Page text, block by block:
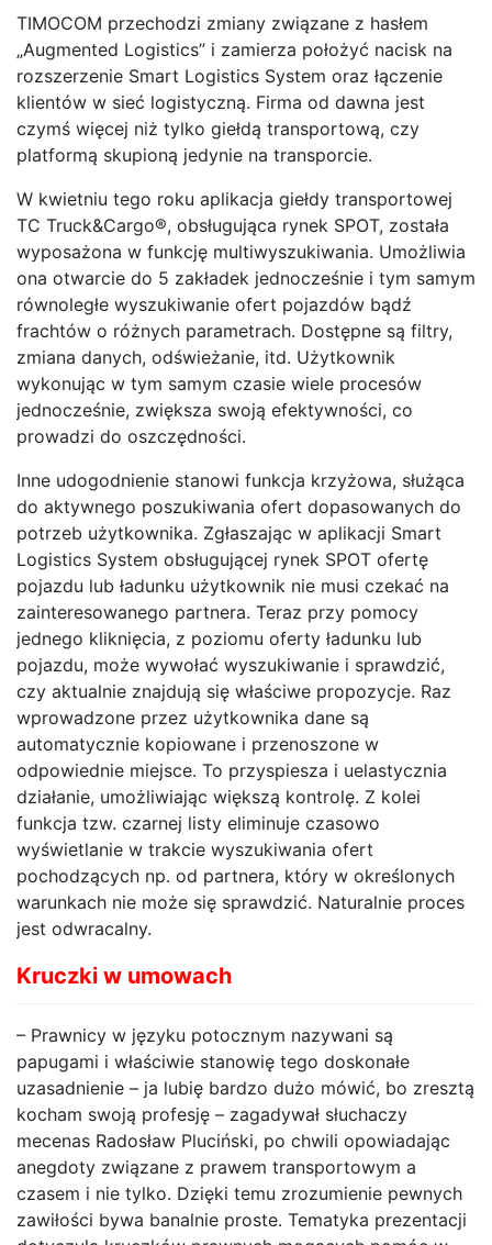
TIMOCOM przechodzi zmiany związane z hasłem
„Augmented Logistics” i zamierza położyć nacisk na
rozszerzenie Smart Logistics System oraz łączenie
klientów w sieć logistyczną. Firma od dawna jest
czymś więcej niż tylko giełdą transportową, czy
platformą skupioną jedynie na transporcie.
W kwietniu tego roku aplikacja giełdy transportowej
TC Truck&Cargo®, obsługująca rynek SPOT, została
wyposażona w funkcję multiwyszukiwania. Umożliwia
ona otwarcie do 5 zakładek jednocześnie i tym samym
równoległe wyszukiwanie ofert pojazdów bądź
frachtów o różnych parametrach. Dostępne są filtry,
zmiana danych, odświeżanie, itd. Użytkownik
wykonując w tym samym czasie wiele procesów
jednocześnie, zwiększa swoją efektywności, co
prowadzi do oszczędności.
Inne udogodnienie stanowi funkcja krzyżowa, służąca
do aktywnego poszukiwania ofert dopasowanych do
potrzeb użytkownika. Zgłaszając w aplikacji Smart
Logistics System obsługującej rynek SPOT ofertę
pojazdu lub ładunku użytkownik nie musi czekać na
zainteresowanego partnera. Teraz przy pomocy
jednego kliknięcia, z poziomu oferty ładunku lub
pojazdu, może wywołać wyszukiwanie i sprawdzić,
czy aktualnie znajdują się właściwe propozycje. Raz
wprowadzone przez użytkownika dane są
automatycznie kopiowane i przenoszone w
odpowiednie miejsce. To przyspiesza i uelastycznia
działanie, umożliwiając większą kontrolę. Z kolei
funkcja tzw. czarnej listy eliminuje czasowo
wyświetlanie w trakcie wyszukiwania ofert
pochodzących np. od partnera, który w określonych
warunkach nie może się sprawdzić. Naturalnie proces
jest odwracalny.
Kruczki w umowach
– Prawnicy w języku potocznym nazywani są
papugami i właściwie stanowię tego doskonałe
uzasadnienie – ja lubię bardzo dużo mówić, bo zresztą
kocham swoją profesję – zagadywał słuchaczy
mecenas Radosław Pluciński, po chwili opowiadając
anegdoty związane z prawem transportowym a
czasem i nie tylko. Dzięki temu zrozumienie pewnych
zawiłości bywa banalnie proste. Tematyka prezentacji